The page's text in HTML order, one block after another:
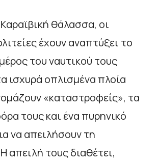
θάλασσα, οι
έχουν αναπτύξει το
του ναυτικού τους
ισχυρά οπλισμένα πλοία
«καταστροφείς», τα
τους και ένα πυρηνικό
να απειλήσουν τη
απειλή τους διαθέτει,